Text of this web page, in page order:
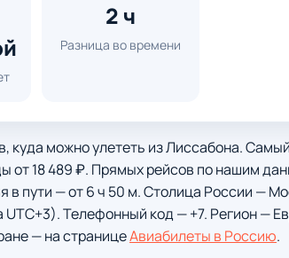
2 ч
Разница во времени
куда можно улететь из Лиссабона.
от 18 489 ₽. Прямых рейсов по нашим
в пути — от 6 ч 50 м. Столица России —
UTC+3). Телефонный код — +7. Регион —
— на страницеАвиабилеты в Россию.